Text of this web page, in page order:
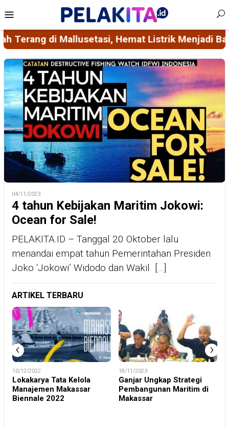
to
content
Menu
Menjadi Bagian dari Ikhtiar Mencegah Stunting
04/11/2023
4 tahun Kebijakan Maritim Jokowi:
Ocean for Sale!
PELAKITA.ID – Tanggal 20 Oktober lalu
menandai empat tahun Pemerintahan Presiden
Joko ‘Jokowi’ Widodo dan Wakil […]
ARTIKEL TERBARU
10/12/2022
Lokakarya Tata Kelola
Manajemen Makassar
Biennale 2022
18/11/2023
Ganjar Ungkap Strategi
Pembangunan Maritim di
Makassar
‹ ›